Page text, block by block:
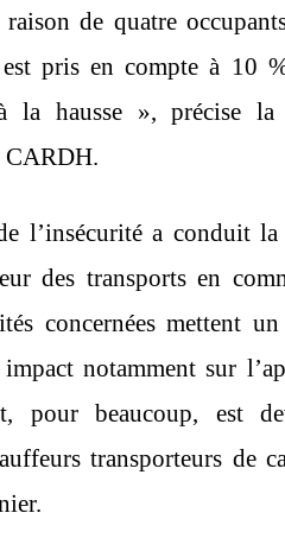
de quatre
pris en compte à 10
la hausse », précise la
CARDH.
l’insécurité a conduit
des transports en
concernées mettent
notamment sur
pour beaucoup, est
transporteurs de